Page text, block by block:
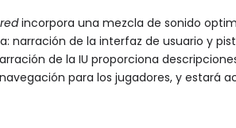
incorpora una mezcla de sonido
narración de la interfaz de usuario y
de la IU proporciona
para los jugadores, y estará